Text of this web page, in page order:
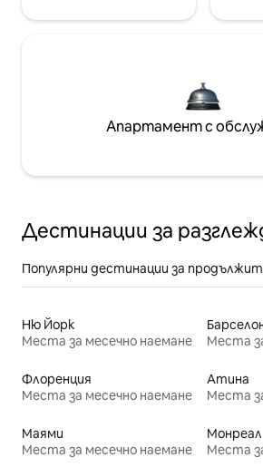
Апартамент с
Дестинации за
Популярни дестинации за
Ню Йорк
Места за месечно наемане
Места
Флоренция
Места за месечно наемане
Атина
Места
Маями
Места за месечно наемане
Монреал
Места